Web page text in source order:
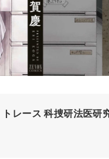
トレース 科捜研法医研